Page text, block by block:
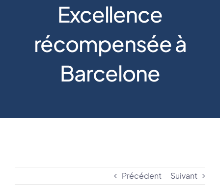
Excellence
récompensée à
Barcelone
Précédent Suivant